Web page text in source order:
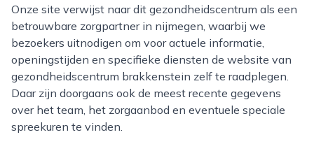
Onze site verwijst naar dit gezondheidscentrum als een
betrouwbare zorgpartner in nijmegen, waarbij we
bezoekers uitnodigen om voor actuele informatie,
openingstijden en specifieke diensten de website van
gezondheidscentrum brakkenstein zelf te raadplegen.
Daar zijn doorgaans ook de meest recente gegevens
over het team, het zorgaanbod en eventuele speciale
spreekuren te vinden.